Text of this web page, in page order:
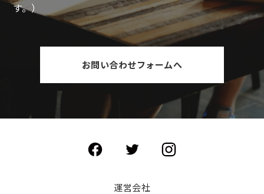
す。）
お問い合わせフォームへ
運営会社